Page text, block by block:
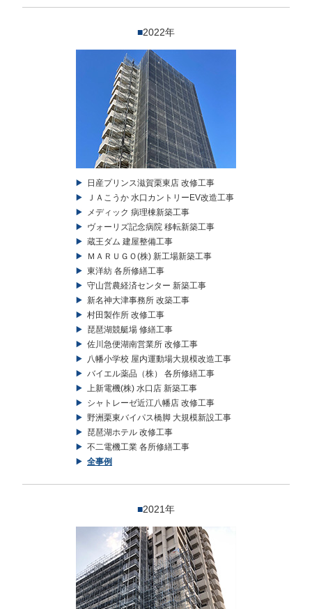
■2022年
日産プリンス滋賀栗東店 改修工事
ＪＡこうか 水口カントリーEV改造工事
メディック 病理棟新築工事
ヴォーリズ記念病院 移転新築工事
蔵王ダム 建屋整備工事
ＭＡＲＵＧＯ(株) 新工場新築工事
東洋紡 各所修繕工事
守山営農経済センター 新築工事
新名神大津事務所 改築工事
村田製作所 改修工事
琵琶湖競艇場 修繕工事
佐川急便湖南営業所 改修工事
八幡小学校 屋内運動場大規模改造工事
バイエル薬品（株） 各所修繕工事
上新電機(株) 水口店 新築工事
シャトレーゼ近江八幡店 改修工事
野洲栗東バイパス橋脚 大規模新設工事
琵琶湖ホテル 改修工事
不二電機工業 各所修繕工事
全事例
■2021年